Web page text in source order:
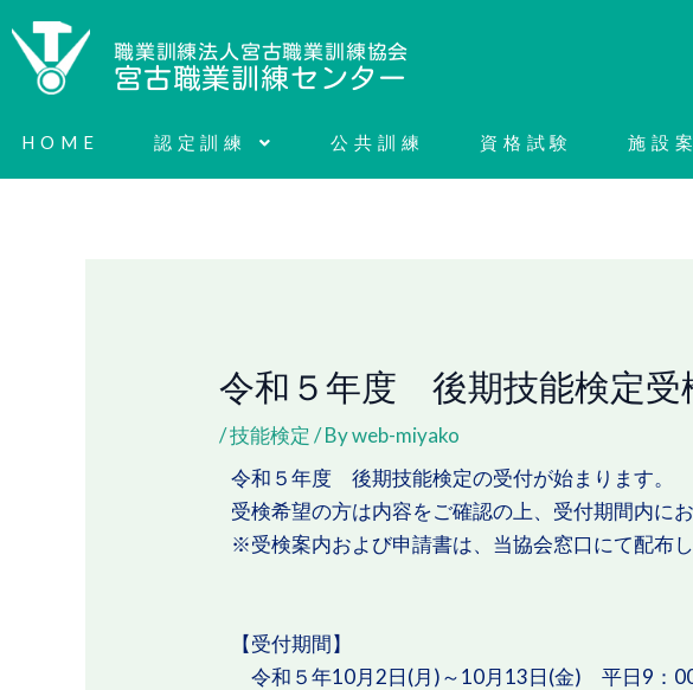
容
ッ
職業訓練法人宮古職業訓練協会
宮古職業訓練センター
HOME 認定訓練 公共訓練 資格試験 施設
令和５年度 後期技能検定受
/技能検定 / Byweb-miyako
令和５年度 後期技能検定の受付が始まります。
受検希望の方は内容をご確認の上、受付期間内に
※受検案内および申請書は、当協会窓口にて配布し
【受付期間】
令和５年10月2日(月)～10月13日(金) 平日9：